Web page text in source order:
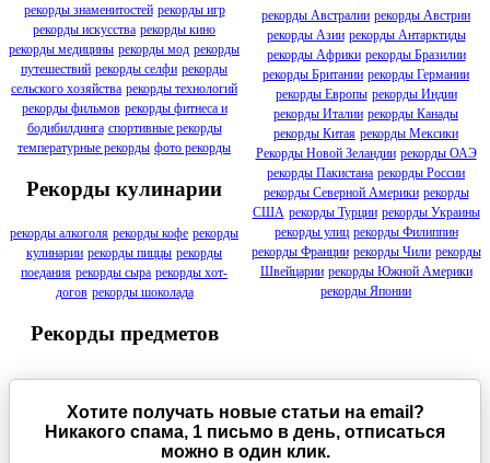
рекорды знаменитостей рекорды игр
рекорды искусства рекорды кино
рекорды медицины рекорды мод рекорды
путешествий рекорды селфи рекорды
сельского хозяйства рекорды технологий
рекорды фильмов рекорды фитнеса и
бодибилдинга спортивные рекорды
температурные рекорды фото рекорды
Рекорды кулинарии
рекорды алкоголя рекорды кофе рекорды
кулинарии рекорды пиццы рекорды
поедания рекорды сыра рекорды хот-
догов рекорды шоколада
Рекорды предметов
рекорды Австралии рекорды Австрии
рекорды Азии рекорды Антарктиды
рекорды Африки рекорды Бразилии
рекорды Британии рекорды Германии
рекорды Европы рекорды Индии
рекорды Италии рекорды Канады
рекорды Китая рекорды Мексики
Рекорды Новой Зеландии рекорды ОАЭ
рекорды Пакистана рекорды России
рекорды Северной Америки рекорды
США рекорды Турции рекорды Украины
рекорды улиц рекорды Филиппин
рекорды Франции рекорды Чили рекорды
Швейцарии рекорды Южной Америки
рекорды Японии
Хотите получать новые статьи на email?
Никакого спама, 1 письмо в день, отписаться
можно в один клик.